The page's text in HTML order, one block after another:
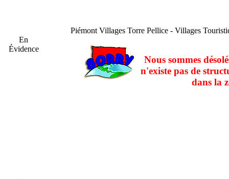
En
Évidence
Piémont Villages Torre Pellice - Villages
Nous sommes
n'existe pas de
dans la